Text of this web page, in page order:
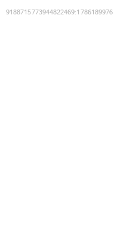
9188715773944822469:1786189976